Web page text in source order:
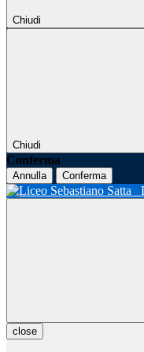
Chiudi
Chiudi
Conferma
Annulla Conferma
close